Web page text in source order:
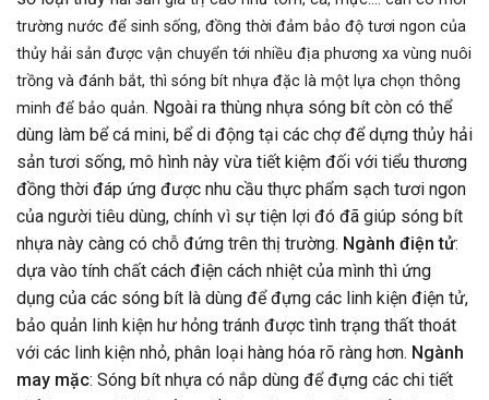
trường nước để sinh sống, đồng thời đảm bảo độ tươi ngon của
thủy hải sản được vận chuyển tới nhiều địa phương xa vùng nuôi
trồng và đánh bắt, thì sóng bít nhựa đặc là một lựa chọn thông
minh để bảo quản. Ngoài ra thùng nhựa sóng bít còn có thể
dùng làm bể cá mini, bể di động tại các chợ để dựng thủy hải
sản tươi sống, mô hình này vừa tiết kiệm đối với tiểu thương
đồng thời đáp ứng được nhu cầu thực phẩm sạch tươi ngon
của người tiêu dùng, chính vì sự tiện lợi đó đã giúp sóng bít
nhựa này càng có chỗ đứng trên thị trường. Ngành điện tử:
dựa vào tính chất cách điện cách nhiệt của mình thì ứng
dụng của các sóng bít là dùng để đựng các linh kiện điện tử,
bảo quản linh kiện hư hỏng tránh được tình trạng thất thoát
với các linh kiện nhỏ, phân loại hàng hóa rõ ràng hơn. Ngành
may mặc: Sóng bít nhựa có nắp dùng để đựng các chi tiết